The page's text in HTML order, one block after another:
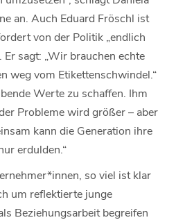
an. Auch Eduard Fröschl ist
von der Politik „endlich
Er sagt: „Wir brauchen echte
weg vom Etikettenschwindel.“
Werte zu schaffen. Ihm
Probleme wird größer – aber
kann die Generation ihre
erdulden.“
so viel ist klar
um reflektierte junge
Beziehungsarbeit begreifen